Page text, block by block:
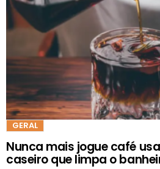
GERAL
Nunca mais jogue café
caseiro que limpa o